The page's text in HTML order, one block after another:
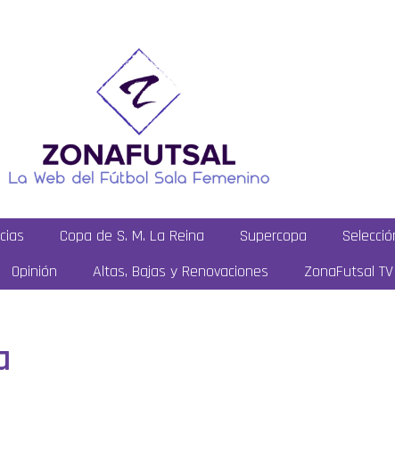
Copa de S. M. La Reina Supercopa
Opinión Altas, Bajas y Renovaciones ZonaFutsal TV